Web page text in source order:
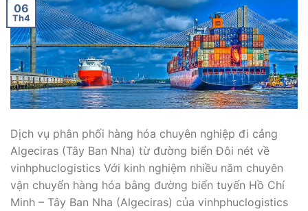
06
Th4
Dịch vụ phân phối hàng hóa chuyên nghiệp đi cảng
Algeciras (Tây Ban Nha) từ đường biển Đôi nét về
vinhphuclogistics Với kinh nghiệm nhiều năm chuyên
vận chuyển hàng hóa bằng đường biển tuyến Hồ Chí
Minh – Tây Ban Nha (Algeciras) của vinhphuclogistics